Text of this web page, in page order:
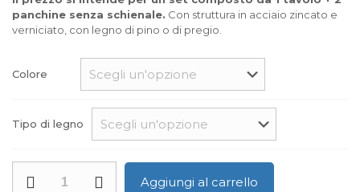
prezzo:
da
€ 2.740,00
a
€ 3.170,00
panchine senza schienale. Con struttura in acciaio zincato e
verniciato, con legno di pino o di pregio.
Colore
Tipo di legno
Aggiungi al carrello